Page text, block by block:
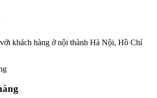
khách hàng ở nội thành Hà Nội, Hồ Chí